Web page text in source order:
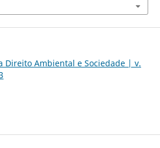
Direito Ambiental e Sociedade | v.